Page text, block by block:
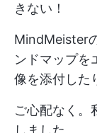
きない！
MindMeister
ンドマップを
像を添付した
ご心配なく。
しました。